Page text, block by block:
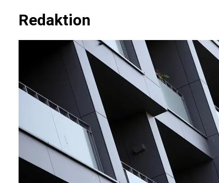
Redaktion